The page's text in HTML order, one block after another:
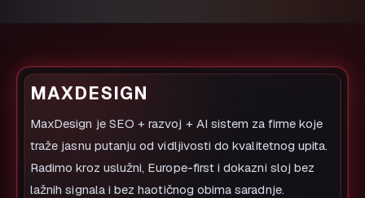
MAXDESIGN
MaxDesign je SEO + razvoj + AI sistem za firme koje
traže jasnu putanju od vidljivosti do kvalitetnog upita.
Radimo kroz uslužni, Europe-first i dokazni sloj bez
lažnih signala i bez haotičnog obima saradnje.